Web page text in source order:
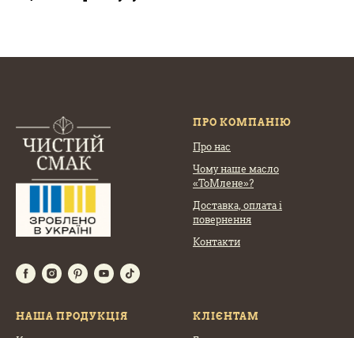
ПРО КОМПАНІЮ
Про нас
Чому наше масло
«ТоМлене»?
Доставка, оплата і
повернення
Контакти
НАША ПРОДУКЦІЯ КЛІЄНТАМ